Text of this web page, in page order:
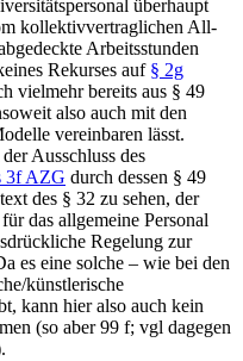
überhaupt
kollektivvertraglichen All-
Arbeitsstunden
Rekurses auf § 2g
vielmehr bereits aus § 49
also auch mit den
vereinbaren lässt.
Ausschluss des
3f AZG durch dessen § 49
des § 32 zu sehen, der
das allgemeine Personal
Regelung zur
es eine solche – wie bei den
künstlerische
kann hier also auch kein
(so aber 99 f; vgl dagegen